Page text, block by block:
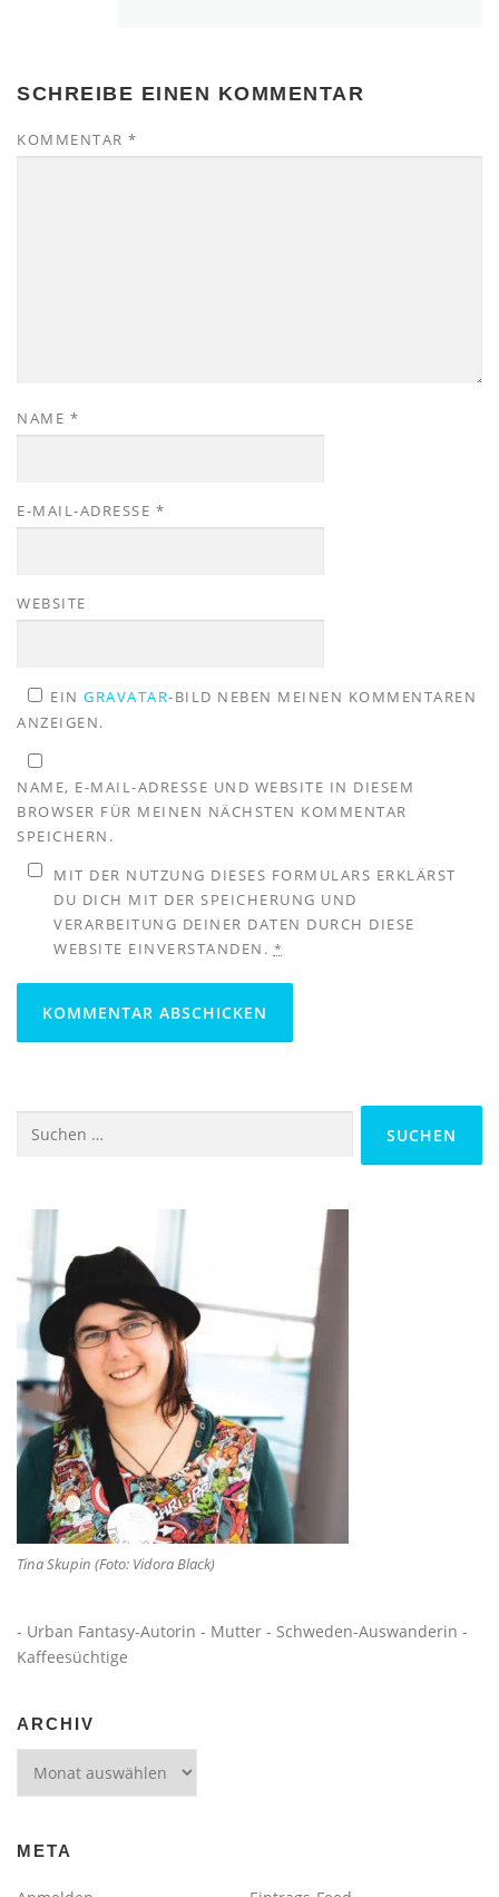
SCHREIBE EINEN KOMMENTAR
KOMMENTAR *
NAME *
E-MAIL-ADRESSE *
WEBSITE
EINGRAVATAR-BILD NEBEN MEINEN KOMMENTAREN
ANZEIGEN.
NAME, E-MAIL-ADRESSE UND WEBSITE IN DIESEM
BROWSER FÜR MEINEN NÄCHSTEN KOMMENTAR
SPEICHERN.
MIT DER NUTZUNG DIESES FORMULARS ERKLÄRST
DU DICH MIT DER SPEICHERUNG UND
VERARBEITUNG DEINER DATEN DURCH DIESE
WEBSITE EINVERSTANDEN. *
Suchen
Tina Skupin (Foto: Vidora Black)
- Urban Fantasy-Autorin - Mutter - Schweden-Auswanderin -
Kaffeesüchtige
ARCHIV
META